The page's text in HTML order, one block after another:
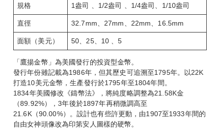
規格 1盎司 、1/2盎司 、1/4盎司、1/10盎司
直徑 32.7mm、27mm、22mm、16.5mm
面額（美元） 50、25、10 、5
「鷹揚金幣」為美國發行的投資型金幣。
發行年份雖記載為1986年，但其歷史可追溯至1795年。以22K
打造10美元金幣，生產發行於1795年至1804年間。
1834年美國修改《鑄幣法》，將純度略調整為21.58K金
（89.92%），3年後於1897年再稍微調高至
21.6K（90.00%）。設計也有些許更動，由1907至1933年間的
自由女神頭像改為印第安人圖樣的硬幣。